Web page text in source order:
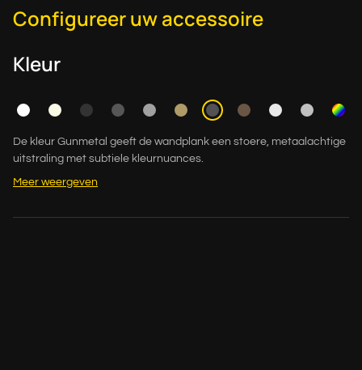
Configureer uw accessoire
Kleur
De kleur Gunmetal geeft de wandplank een stoere, metaalachtige
uitstraling met subtiele kleurnuances.
Meer weergeven